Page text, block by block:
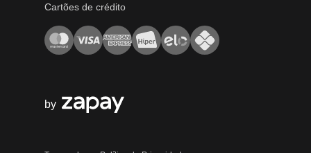
Cartões de crédito
by